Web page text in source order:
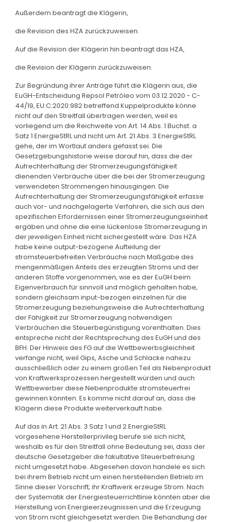
Außerdem beantragt die Klägerin,
die Revision des HZA zurückzuweisen.
Auf die Revision der Klägerin hin beantragt das HZA,
die Revision der Klägerin zurückzuweisen.
Zur Begründung ihrer Anträge führt die Klägerin aus, die
EuGH-Entscheidung Repsol Petróleo vom 03.12.2020 - C-
44/19, EU:C:2020:982 betreffend Kuppelprodukte könne
nicht auf den Streitfall übertragen werden, weil es
vorliegend um die Reichweite von Art. 14 Abs. 1 Buchst. a
Satz 1 EnergieStRL und nicht um Art. 21 Abs. 3 EnergieStRL
gehe, der im Wortlaut anders gefasst sei. Die
Gesetzgebungshistorie weise darauf hin, dass die der
Aufrechterhaltung der Stromerzeugungsfähigkeit
dienenden Verbräuche über die bei der Stromerzeugung
verwendeten Strommengen hinausgingen. Die
Aufrechterhaltung der Stromerzeugungsfähigkeit erfasse
auch vor- und nachgelagerte Verfahren, die sich aus den
spezifischen Erfordernissen einer Stromerzeugungseinheit
ergäben und ohne die eine lückenlose Stromerzeugung in
der jeweiligen Einheit nicht sichergestellt wäre. Das HZA
habe keine output-bezogene Aufteilung der
stromsteuerbefreiten Verbräuche nach Maßgabe des
mengenmäßigen Anteils des erzeugten Stroms und der
anderen Stoffe vorgenommen, wie es der EuGH beim
Eigenverbrauch für sinnvoll und möglich gehalten habe,
sondern gleichsam input-bezogen einzelnen für die
Stromerzeugung beziehungsweise die Aufrechterhaltung
der Fähigkeit zur Stromerzeugung notwendigen
Verbräuchen die Steuerbegünstigung vorenthalten. Dies
entspreche nicht der Rechtsprechung des EuGH und des
BFH. Der Hinweis des FG auf die Wettbewerbsgleichheit
verfange nicht, weil Gips, Asche und Schlacke nahezu
ausschließlich oder zu einem großen Teil als Nebenprodukt
von Kraftwerksprozessen hergestellt würden und auch
Wettbewerber diese Nebenprodukte stromsteuerfrei
gewinnen könnten. Es komme nicht darauf an, dass die
Klägerin diese Produkte weiterverkauft habe.
Auf das in Art. 21 Abs. 3 Satz 1 und 2 EnergieStRL
vorgesehene Herstellerprivileg berufe sie sich nicht,
weshalb es für den Streitfall ohne Bedeutung sei, dass der
deutsche Gesetzgeber die fakultative Steuerbefreiung
nicht umgesetzt habe. Abgesehen davon handele es sich
bei ihrem Betrieb nicht um einen herstellenden Betrieb im
Sinne dieser Vorschrift; ihr Kraftwerk erzeuge Strom. Nach
der Systematik der Energiesteuerrichtlinie könnten aber die
Herstellung von Energieerzeugnissen und die Erzeugung
von Strom nicht gleichgesetzt werden. Die Behandlung der